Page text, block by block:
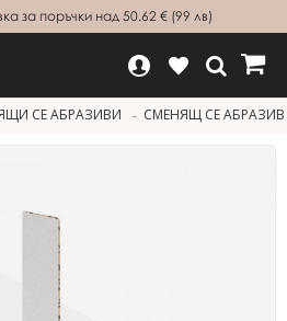
за поръчки над 50.62 € (99 лв)
СЕ АБРАЗИВИ СМЕНЯЩ СЕ АБРАЗИВ